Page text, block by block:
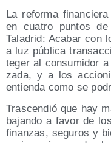
La refor­ma
en cua­tro pun­tos de
Tala­drid: Aca­bar con
a luz públi­ca
te­ger al con­su­mi­dor
za­da, y a los
entien­da como se
Tras­cen­dió que hay
ba­jan­do a favor de
finan­zas, segu­ros y